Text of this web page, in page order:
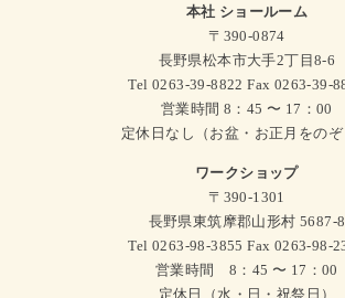
本社 ショールーム
〒390-0874
長野県松本市大手2丁目8-6
Tel 0263-39-8822 Fax 0263-39-
営業時間 8：45 〜 17：00
定休日なし（お盆・お正月をのぞ
ワークショップ
〒390-1301
長野県東筑摩郡山形村 5687-8
Tel 0263-98-3855 Fax 0263-98-
営業時間 8：45 〜 17：00
定休日（水・日・祝祭日）